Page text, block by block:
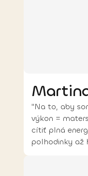
"Na to, aby
výkon =
cítiť plná
polhodinky až